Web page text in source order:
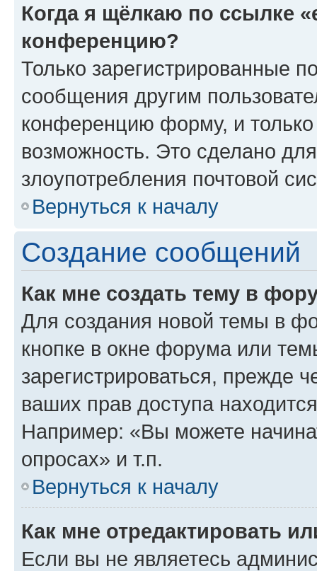
Когда я щёлкаю по ссылке
конференцию?
Только зарегистрированные
сообщения другим
конференцию форму, и
возможность. Это сделано
злоупотребления почтовой
Вернуться к началу
Создание сообщений
Как мне создать тему в
Для создания новой темы в
кнопке в окне форума или
зарегистрироваться, прежде
ваших прав доступа
Например: «Вы можете
опросах» и т.п.
Вернуться к началу
Как мне отредактировать
Если вы не являетесь